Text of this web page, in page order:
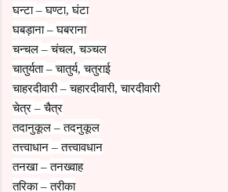
घन्टा–घण्टा,घंटा
घबड़ाना–घबराना
चन्चल –चंचल,चञ्चल
चातुर्यता–चातुर्य,चतुराई
चाहरदीवारी–चहारदीवारी,चारदीवारी
चेत्र –चैत्र
तदानुकूल –तदनुकूल
तत्त्वाधान –तत्त्वावधान
तनखा–तनख्वाह
तरिका–तरीका